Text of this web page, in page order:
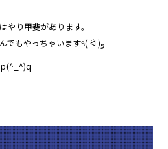
やり甲斐があります。
コロナ禍で不安はありますが、なんでもやっちゃいます٩( ᐛ )و
p(^_^)q